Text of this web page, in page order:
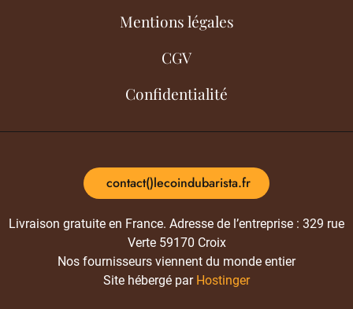
Mentions légales
CGV
Confidentialité
contact()lecoindubarista.fr
Livraison gratuite en France. Adresse de l’entreprise : 329 rue
Verte 59170 Croix
Nos fournisseurs viennent du monde entier
Site hébergé par Hostinger